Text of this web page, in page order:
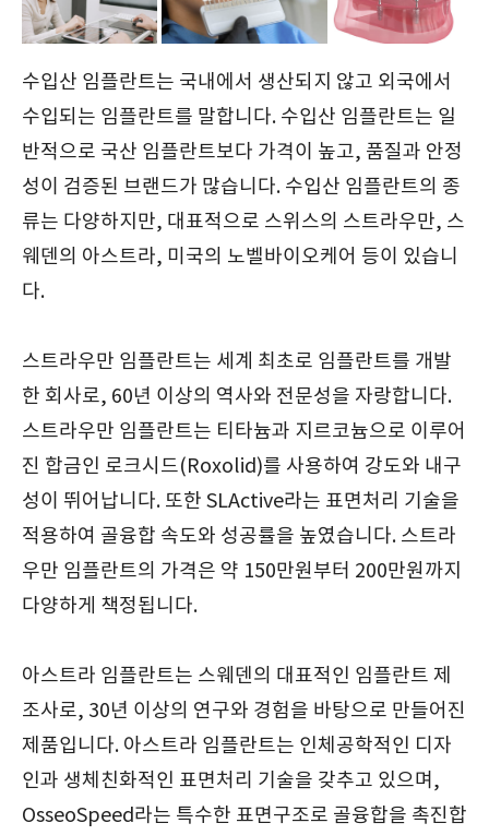
수입산 임플란트는 국내에서 생산되지 않고 외국에서
수입되는 임플란트를 말합니다. 수입산 임플란트는 일
반적으로 국산 임플란트보다 가격이 높고, 품질과 안정
성이 검증된 브랜드가 많습니다. 수입산 임플란트의 종
류는 다양하지만, 대표적으로 스위스의 스트라우만, 스
웨덴의 아스트라, 미국의 노벨바이오케어 등이 있습니
다.
스트라우만 임플란트는 세계 최초로 임플란트를 개발
한 회사로, 60년 이상의 역사와 전문성을 자랑합니다.
스트라우만 임플란트는 티타늄과 지르코늄으로 이루어
진 합금인 로크시드(Roxolid)를 사용하여 강도와 내구
성이 뛰어납니다. 또한 SLActive라는 표면처리 기술을
적용하여 골융합 속도와 성공률을 높였습니다. 스트라
우만 임플란트의 가격은 약 150만원부터 200만원까지
다양하게 책정됩니다.
아스트라 임플란트는 스웨덴의 대표적인 임플란트 제
조사로, 30년 이상의 연구와 경험을 바탕으로 만들어진
제품입니다. 아스트라 임플란트는 인체공학적인 디자
인과 생체친화적인 표면처리 기술을 갖추고 있으며,
OsseoSpeed라는 특수한 표면구조로 골융합을 촉진합